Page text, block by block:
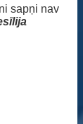
sapņi nav